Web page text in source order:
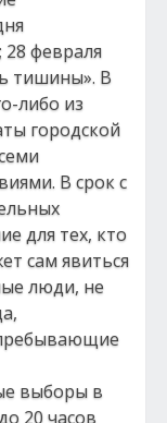
28 февраля
тишины». В
либо из
городской
В срок с
для тех, кто
сам явиться
люди, не
выборы в
20 часов